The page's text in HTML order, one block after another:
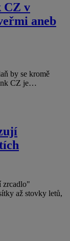
CZ v
aneb
by se kromě
CZ je…
zrcadlo"
až stovky letů,